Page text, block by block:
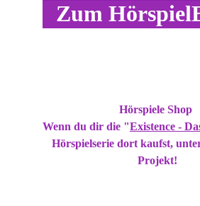
Zum
Hörspiele Shop
Wenn du dir die "Existence -
Hörspielserie dort kaufst,
Projekt!